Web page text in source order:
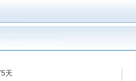
天